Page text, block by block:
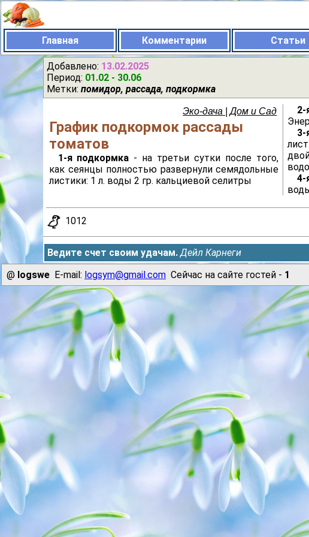
Главная Комментарии Статьи
Добавлено: 13.02.2025
Период: 01.02 - 30.06
Метки: помидор, рассада, подкормка
Эко-дача | Дом и Сад
График подкормок рассады
томатов
1-я подкормка - на третьи сутки после того,
как сеянцы полностью развернули семядольные
листики: 1 л. воды 2 гр. кальциевой селитры
3-
4-
1012
Ведите счет своим удачам. Дейл Карнеги
@ logswe E-mail: logsym@gmail.com Сейчас на сайте гостей - 1